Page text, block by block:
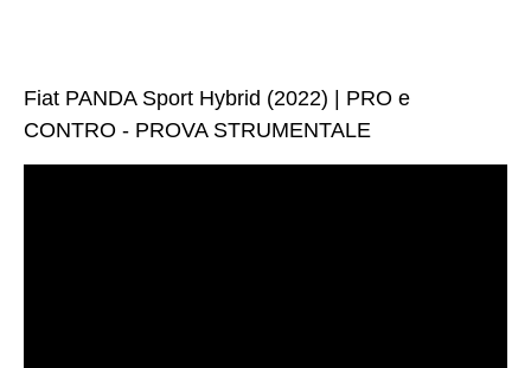
Fiat PANDA Sport Hybrid (2022) | PRO e
CONTRO - PROVA STRUMENTALE